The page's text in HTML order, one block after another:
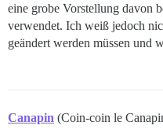
eine grobe Vorstellung davon
verwendet. Ich weiß jedoch
geändert werden müssen und
Canapin (Coin-coin le